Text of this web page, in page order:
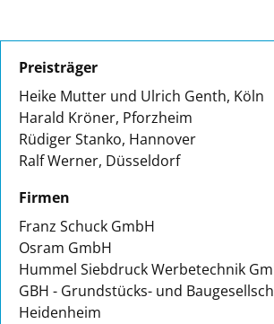
Preisträger
Heike Mutter und Ulrich Genth, Köln
Harald Kröner, Pforzheim
Rüdiger Stanko, Hannover
Ralf Werner, Düsseldorf
Firmen
Franz Schuck GmbH
Osram GmbH
Hummel Siebdruck Werbetechnik
GBH - Grundstücks- und
Heidenheim